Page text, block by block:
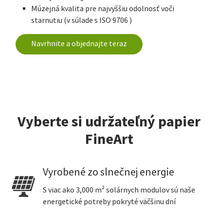
Múzejná kvalita pre najvyššiu odolnosť voči
starnutiu (v súlade s ISO 9706 )
Navrhnite a objednajte teraz
Vyberte si udržateľný papier
FineArt
Vyrobené zo slnečnej energie
S viac ako 3,000 m² solárnych modulov sú naše
energetické potreby pokryté väčšinu dní